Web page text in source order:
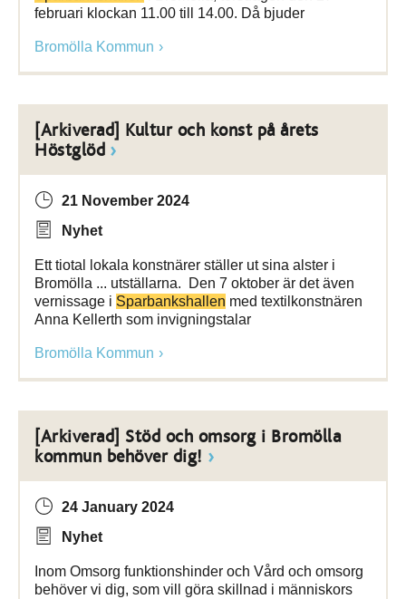
februari klockan 11.00 till 14.00. Då bjuder
Bromölla Kommun
[Arkiverad] Kultur och konst på årets
Höstglöd
21 November 2024
Nyhet
Ett tiotal lokala konstnärer ställer ut sina alster i
Bromölla ... utställarna. Den 7 oktober är det även
vernissage i Sparbankshallen med textilkonstnären
Anna Kellerth som invigningstalar
Bromölla Kommun
[Arkiverad] Stöd och omsorg i Bromölla
kommun behöver dig!
24 January 2024
Nyhet
Inom Omsorg funktionshinder och Vård och omsorg
behöver vi dig, som vill göra skillnad i människors